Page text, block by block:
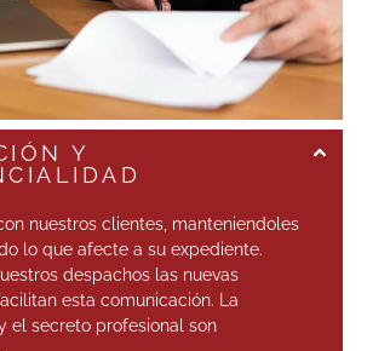
Y
nuestros clientes, manteniendoles
lo que afecte a su expediente.
despachos las nuevas
esta comunicación. La
el secreto profesional son